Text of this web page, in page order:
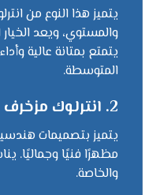
يتميز هذا النوع من
والمستوي، ويعد الخيار
يتمتع بمتانة عالية
المتوسطة.
2. انترلوك مزخرف
يتميز بتصميمات
مظهرًا فنيًا وجماليًا.
والخاصة.